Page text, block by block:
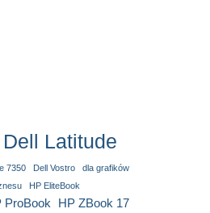
Dell Latitude
7350 Dell Vostro
dla grafików
HP EliteBook
ProBook HP ZBook 17